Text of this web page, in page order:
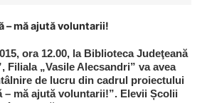
mă ajută voluntarii!
ora 12.00, la Biblioteca Judeţeană
Filiala „Vasile Alecsandri” va avea
de lucru din cadrul proiectului
mă ajută voluntarii!”. Elevii Școlii